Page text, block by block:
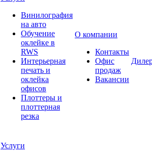
Винилография
на авто
Обучение
оклейке в
RWS
Интерьерная
печать и
оклейка
офисов
Плоттеры и
плоттерная
резка
О компании
Контакты
Офис
продаж
Вакансии
Услуги